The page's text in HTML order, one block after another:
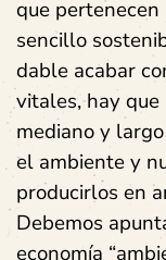
que pertenecen
sencillo
dable acabar
vitales, hay
mediano y
el ambiente y
producirlos en
Debemos
economía